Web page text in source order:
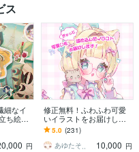
ス
なイ
ち絵か
能！
！
円
修正無料！ふわふわ可愛
いイラストをお届けしま
す 1枚絵・ミニキャラ・立
ち絵・アイコン・記念日
なども対応可◎
5.0 (231)
あゆたそ⸒⸒
10,000 円